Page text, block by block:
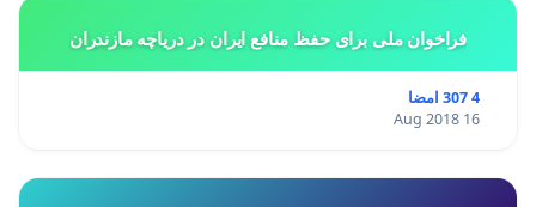
فراخوان ملی برای حفظ منافع ایران در دریاچه مازندران
4 307 امضا
16 Aug 2018